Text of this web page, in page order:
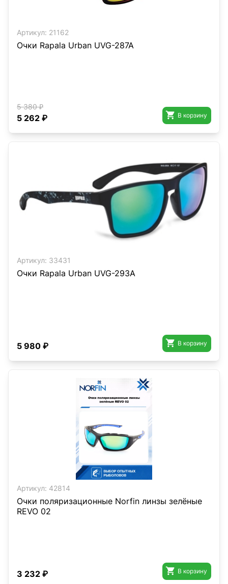
Артикул: 21162
Очки Rapala Urban UVG-287A
5 380 ₽
5 262 ₽  В корзину
Артикул: 33431
Очки Rapala Urban UVG-293A
5 980 ₽  В корзину
Артикул: 42814
Очки поляризационные Norfin линзы зелёные
REVO 02
3 232 ₽  В корзину